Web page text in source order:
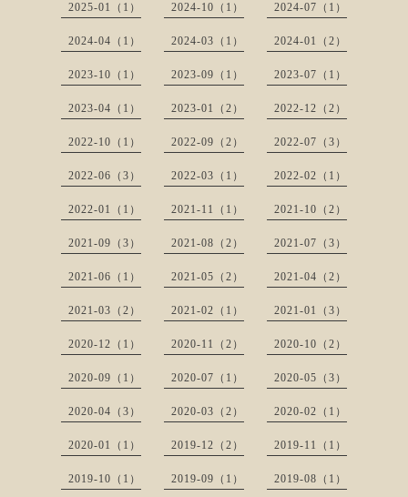
2025-01（1） 2024-10（1） 2024-07（1）
2024-04（1） 2024-03（1） 2024-01（2）
2023-10（1） 2023-09（1） 2023-07（1）
2023-04（1） 2023-01（2） 2022-12（2）
2022-10（1） 2022-09（2） 2022-07（3）
2022-06（3） 2022-03（1） 2022-02（1）
2022-01（1） 2021-11（1） 2021-10（2）
2021-09（3） 2021-08（2） 2021-07（3）
2021-06（1） 2021-05（2） 2021-04（2）
2021-03（2） 2021-02（1） 2021-01（3）
2020-12（1） 2020-11（2） 2020-10（2）
2020-09（1） 2020-07（1） 2020-05（3）
2020-04（3） 2020-03（2） 2020-02（1）
2020-01（1） 2019-12（2） 2019-11（1）
2019-10（1） 2019-09（1） 2019-08（1）